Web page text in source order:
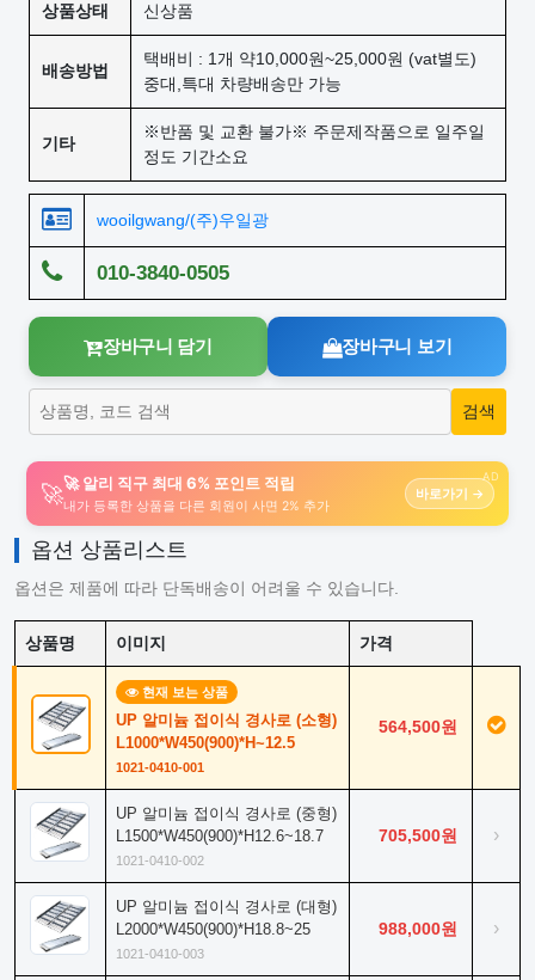
상품상태 신상품
배송방법
택배비 : 1개 약10,000원~25,000원 (vat별도)
중대,특대 차량배송만 가능
기타
※반품 및 교환 불가※ 주문제작품으로 일주일
정도 기간소요
wooilgwang/(주)우일광
010-3840-0505
장바구니 담기 장바구니 보기
AD
🚀🚀 알리 직구 최대 6% 포인트 적립
내가 등록한 상품을 다른 회원이 사면 2% 추가
바로가기 →
옵션 상품리스트
옵션은 제품에 따라 단독배송이 어려울 수 있습니다.
상품명 이미지 가격
현재 보는 상품
UP 알미늄 접이식 경사로 (소형)
L1000*W450(900)*H~12.5
1021-0410-001
564,500원
UP 알미늄 접이식 경사로 (중형)
L1500*W450(900)*H12.6~18.7
1021-0410-002
705,500원 ›
UP 알미늄 접이식 경사로 (대형)
L2000*W450(900)*H18.8~25
1021-0410-003
988,000원 ›